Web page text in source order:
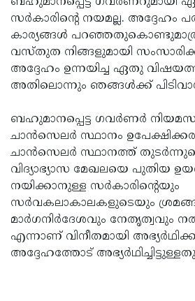
സര്‍കാരിന്റെ നയമല്ല. അദ്ദേഹം
കാര്യങ്ങള്‍
വസ്തുത നിങ്ങളുമായി
അദ്ദേഹം ഉന്നയിച്ച ഏതു
അതിലൊന്നും ഞങ്ങള്‍ക്ക്
ബഹുമാനപ്പെട്ട ഗവര്‍ണര്‍
ചാന്‍സെലര്‍ സ്ഥാനം
ചാന്‍സെലര്‍ സ്ഥാനത്ത്
വിദ്യാഭ്യാസ മേഖലയെ പുതിയ
നയിക്കാനുള്ള സര്‍കാരിന്റെയും
സര്‍വകലാകാലകളുടെയും
മാര്‍ഗനിര്‍ദേശവും നേതൃത്വവും
എന്നാണ് വിനീതമായി
അദ്ദേഹത്തോട്